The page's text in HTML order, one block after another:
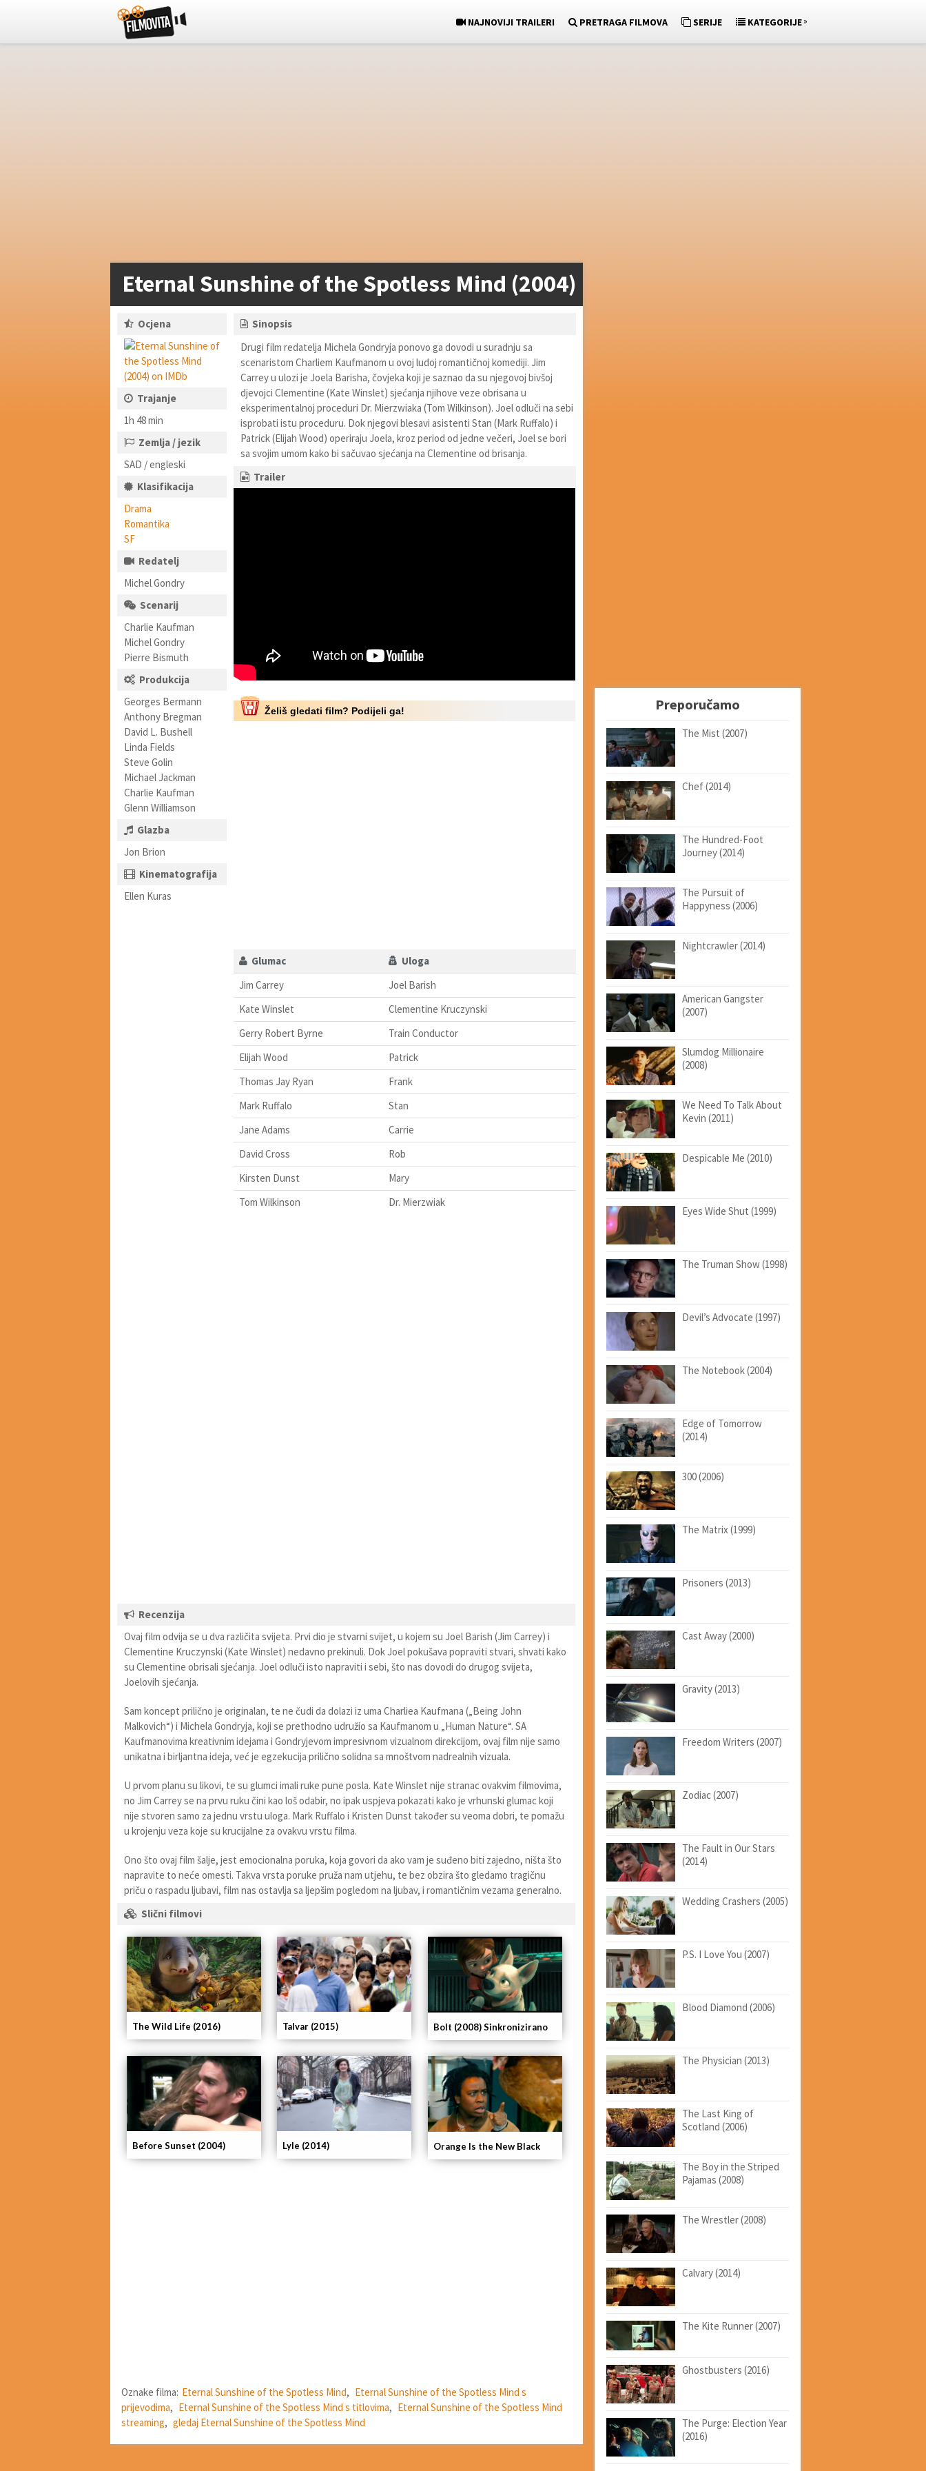
NAJNOVIJI TRAILERI PRETRAGA FILMOVA SERIJE KATEGORIJE»
Eternal Sunshine of the Spotless Mind (2004)
Ocjena
Trajanje
1h 48 min
Zemlja / jezik
SAD / engleski
Klasifikacija
Drama
Romantika
SF
Redatelj
Michel Gondry
Scenarij
Charlie Kaufman
Michel Gondry
Pierre Bismuth
Produkcija
Georges Bermann
Anthony Bregman
David L. Bushell
Linda Fields
Steve Golin
Michael Jackman
Charlie Kaufman
Glenn Williamson
Glazba
Jon Brion
Kinematografija
Ellen Kuras
Sinopsis
Drugi film redatelja Michela Gondryja ponovo ga dovodi u suradnju sa
scenaristom Charliem Kaufmanom u ovoj ludoj romantičnoj komediji. Jim
Carrey u ulozi je Joela Barisha, čovjeka koji je saznao da su njegovoj bivšoj
djevojci Clementine (Kate Winslet) sjećanja njihove veze obrisana u
eksperimentalnoj proceduri Dr. Mierzwiaka (Tom Wilkinson). Joel odluči na sebi
isprobati istu proceduru. Dok njegovi blesavi asistenti Stan (Mark Ruffalo) i
Patrick (Elijah Wood) operiraju Joela, kroz period od jedne večeri, Joel se bori
sa svojim umom kako bi sačuvao sjećanja na Clementine od brisanja.
Trailer
Želiš gledati film? Podijeli ga!
Glumac
Uloga
Jim Carrey
Joel Barish
Kate Winslet
Clementine Kruczynski
Gerry Robert Byrne
Train Conductor
Elijah Wood
Patrick
Thomas Jay Ryan
Frank
Mark Ruffalo
Stan
Jane Adams
Carrie
David Cross
Rob
Kirsten Dunst
Mary
Tom Wilkinson
Dr. Mierzwiak
Recenzija
Ovaj film odvija se u dva različita svijeta. Prvi dio je stvarni svijet, u kojem su Joel Barish (Jim Carrey) i
Clementine Kruczynski (Kate Winslet) nedavno prekinuli. Dok Joel pokušava popraviti stvari, shvati kako
su Clementine obrisali sjećanja. Joel odluči isto napraviti i sebi, što nas dovodi do drugog svijeta,
Joelovih sjećanja.
Sam koncept prilično je originalan, te ne čudi da dolazi iz uma Charliea Kaufmana („Being John
Malkovich“) i Michela Gondryja, koji se prethodno udružio sa Kaufmanom u „Human Nature“. SA
Kaufmanovima kreativnim idejama i Gondryjevom impresivnom vizualnom direkcijom, ovaj film nije samo
unikatna i birljantna ideja, već je egzekucija prilično solidna sa mnoštvom nadrealnih vizuala.
U prvom planu su likovi, te su glumci imali ruke pune posla. Kate Winslet nije stranac ovakvim filmovima,
no Jim Carrey se na prvu ruku čini kao loš odabir, no ipak uspjeva pokazati kako je vrhunski glumac koji
nije stvoren samo za jednu vrstu uloga. Mark Ruffalo i Kristen Dunst također su veoma dobri, te pomažu
u krojenju veza koje su krucijalne za ovakvu vrstu filma.
Ono što ovaj film šalje, jest emocionalna poruka, koja govori da ako vam je suđeno biti zajedno, ništa što
napravite to neće omesti. Takva vrsta poruke pruža nam utjehu, te bez obzira što gledamo tragičnu
priču o raspadu ljubavi, film nas ostavlja sa ljepšim pogledom na ljubav, i romantičnim vezama generalno.
Slični filmovi
Orange Is the New Black
Lyle (2014)
Before Sunset (2004)
Bolt (2008) Sinkronizirano
Talvar (2015)
The Wild Life (2016)
Oznake filma: Eternal Sunshine of the Spotless Mind, Eternal Sunshine of the Spotless Mind s
prijevodima, Eternal Sunshine of the Spotless Mind s titlovima, Eternal Sunshine of the Spotless Mind
streaming, gledaj Eternal Sunshine of the Spotless Mind
Preporučamo
The Mist (2007)
Chef (2014)
The Hundred-Foot
Journey (2014)
The Pursuit of
Happyness (2006)
Nightcrawler (2014)
American Gangster
(2007)
Slumdog Millionaire
(2008)
We Need To Talk About
Kevin (2011)
Despicable Me (2010)
Eyes Wide Shut (1999)
The Truman Show (1998)
Devil’s Advocate (1997)
The Notebook (2004)
Edge of Tomorrow
(2014)
300 (2006)
The Matrix (1999)
Prisoners (2013)
Cast Away (2000)
Gravity (2013)
Freedom Writers (2007)
Zodiac (2007)
The Fault in Our Stars
(2014)
Wedding Crashers (2005)
P.S. I Love You (2007)
Blood Diamond (2006)
The Physician (2013)
The Last King of
Scotland (2006)
The Boy in the Striped
Pajamas (2008)
The Wrestler (2008)
Calvary (2014)
The Kite Runner (2007)
Ghostbusters (2016)
The Purge: Election Year
(2016)